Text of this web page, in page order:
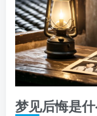
梦见后悔是